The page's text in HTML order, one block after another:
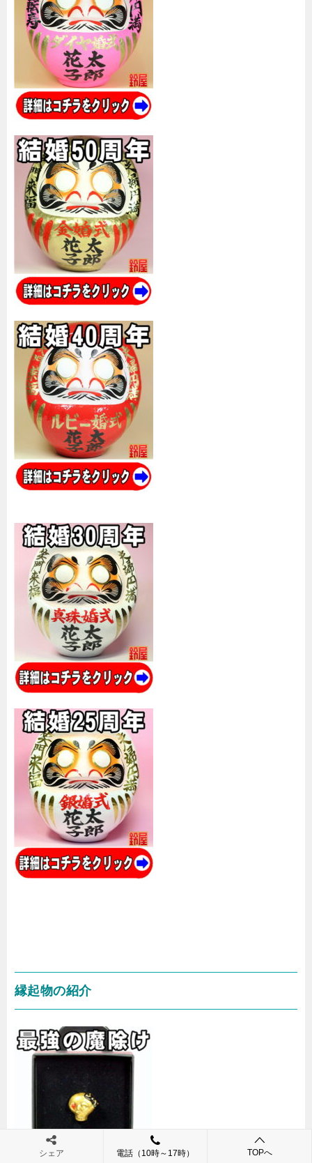
縁起物の紹介
シェア 電話（10時～17時） TOPへ